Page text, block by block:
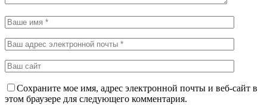
Сохраните мое имя, адрес электронной почты и веб-сайт в
этом браузере для следующего комментария.